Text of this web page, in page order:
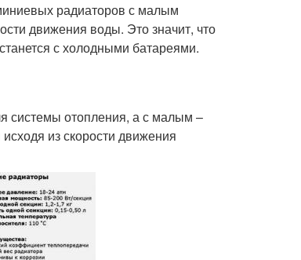
радиаторов с малым
движения воды. Это значит, что
с холодными батареями.
системы отопления, а с малым –
из скорости движения